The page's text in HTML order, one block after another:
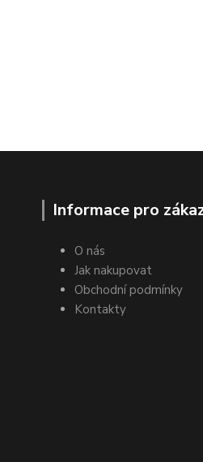
Informace pro
O nás
Jak nakupovat
Obchodní podmínky
Kontakty